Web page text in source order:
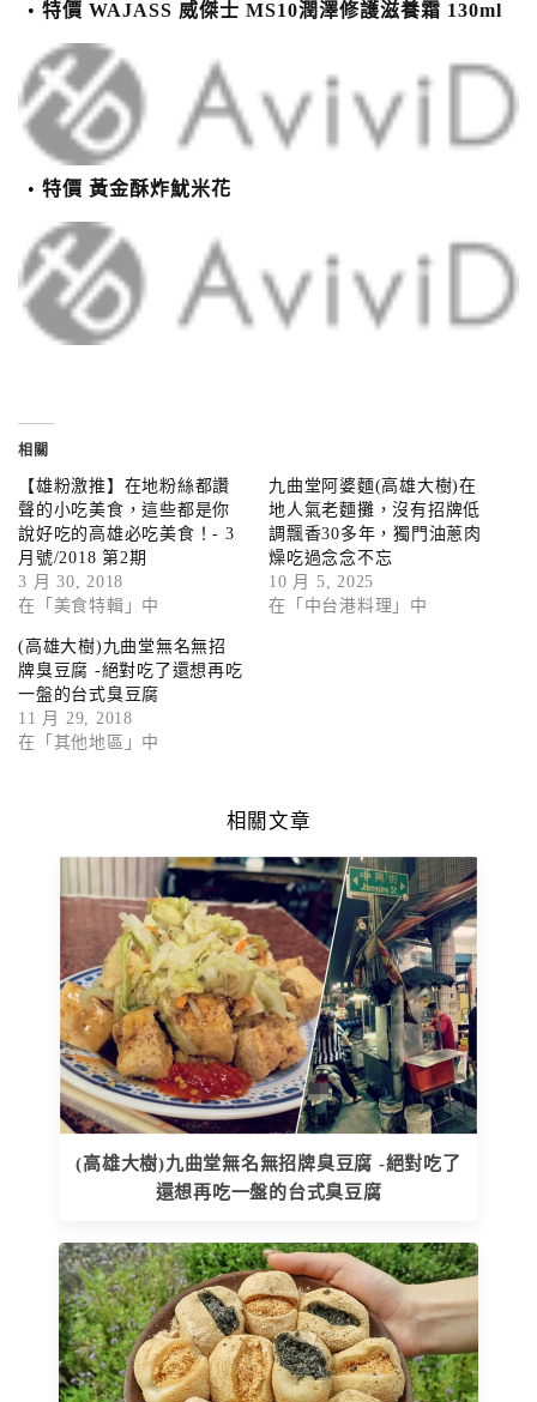
特價 WAJASS 威傑士 MS10潤澤修護滋養霜 130ml
特價 黃金酥炸魷米花
相關
【雄粉激推】在地粉絲都讚
聲的小吃美食，這些都是你
說好吃的高雄必吃美食！- 3
月號/2018 第2期
3 月 30, 2018
在「美食特輯」中
九曲堂阿婆麵(高雄大樹)在
地人氣老麵攤，沒有招牌低
調飄香30多年，獨門油蔥肉
燥吃過念念不忘
10 月 5, 2025
在「中台港料理」中
(高雄大樹)九曲堂無名無招
牌臭豆腐 -絕對吃了還想再吃
一盤的台式臭豆腐
11 月 29, 2018
在「其他地區」中
相關文章
(高雄大樹)九曲堂無名無招牌臭豆腐 -絕對吃了
還想再吃一盤的台式臭豆腐